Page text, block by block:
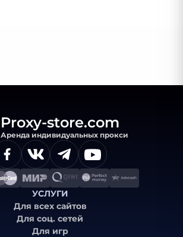
Proxy-store.com
Аренда индивидуальных прокси
УСЛУГИ
Для всех сайтов
Для соц. сетей
Для игр